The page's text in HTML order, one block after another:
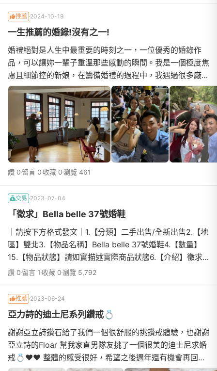
推薦 2024-10-19
一生推薦的婚錄!沒有之一!
婚禮絕對是人生中最重要的時刻之一，一位優秀的婚錄作
品，可以讓妳一輩子重溫那些感動的瞬間。我是一個極度焦
慮且細節控的新娘，在籌備婚禮的過程中，我遇過很多廠商
對我給的要求感到卻步，但只有Jason老師，傾聽我...
讚 0 留言 0 收藏 0瀏覽 461
交易 2023-07-04
「徵求」Bella belle 37號婚鞋
｜請按下方格式發文｜1.【分類】二手出售/全新出售2.【地
區】雙北3.【物品名稱】Bella belle 37號婚鞋4.【數量】
15.【物品狀態】請如實描述實際商品狀態6.【介紹】徵求
到2024年2月7.【價格】6000以內8.【交易方式】...
讚 0 留言 1 收藏 0瀏覽 5,792
推薦 2023-06-24
亞力詩的迪士尼系列鑽戒💍
謝謝亞立詩鑽石給了我們一個很舒服的挑鑽戒體驗，也謝謝
亞立詩的Floar 幫我家直男隊友挑了一個很美的迪士尼求婚
戒💍♥️♥️ 整體的感受很好，希望之後週年還有機會再回來